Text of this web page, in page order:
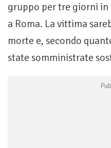
gruppo per tre giorni
a Roma. La vittima
morte e, secondo
state somministrate